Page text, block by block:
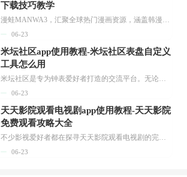
下载技巧教学
漫蛙MANWA3，汇聚全球热门漫画资源，涵盖韩漫、欧美漫画、国漫等多种类型，题材丰富多样，全方位满足用户阅读喜好。它不仅是阅读平台，更是创作平台，为广大用户打造零门槛创作环境。...
06-23
米坛社区app使用教程-米坛社区表盘自定义
工具怎么用
米坛社区是专为钟表爱好者打造的交流平台。无论你是初涉钟表领域的普通爱好者，还是拥有多年收藏经验的资深玩家，都能在此找到属于自己的天地。 无需注册，就能轻松参与其中。通过专业的讨论论坛与丰富的交互功能，你可与世界各地的钟表爱好者畅快交流。若你钟情于钟表，米坛社区无疑是值得一试的理想之选。在这里，你能获取最新的手表资讯，交流见解，提升鉴赏品味，让每一块手表都成为收藏故事中重要的一部分。感兴趣的朋友，不要错过下载机会。...
06-23
天天影院观看电视剧app使用教程-天天影院
免费观看攻略大全
不少影视爱好者都在探寻天天影院观看电视剧的完整方法，结合最新平台使用规则，本篇新手入门攻略全面讲解观看渠道、检索流程、播放设置以及画面模式调整等实用内容。全文适配手机、电脑等主流设备，步骤简洁易懂，无论是初次使用的新手，还是想要优化观影体验的用户，都能参照内容快速上手，熟练掌握平台各项操作技巧，轻松畅享影视内容。...
06-23